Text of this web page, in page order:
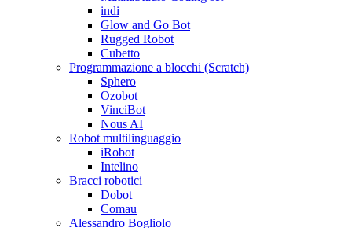
indi
Glow and Go Bot
Rugged Robot
Cubetto
Programmazione a blocchi (Scratch)
Sphero
Ozobot
VinciBot
Nous AI
Robot multilinguaggio
iRobot
Intelino
Bracci robotici
Dobot
Comau
Alessandro Bogliolo